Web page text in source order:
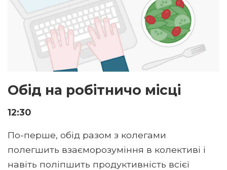
Обід на робітничо місці
12:30
По-перше, обід разом з колегами
полегшить взаєморозуміння в колективі і
навіть поліпшить продуктивність всієї